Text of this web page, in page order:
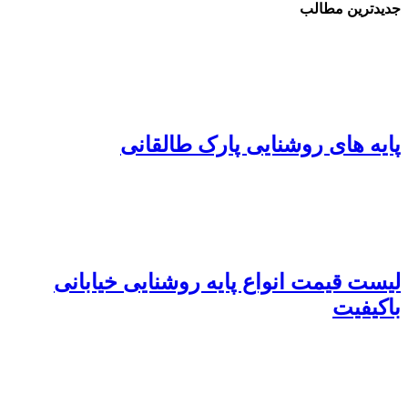
جدیدترین مطالب
پایه های روشنایی پارک طالقانی
لیست قیمت انواع پایه روشنایی خیابانی
باکیفیت